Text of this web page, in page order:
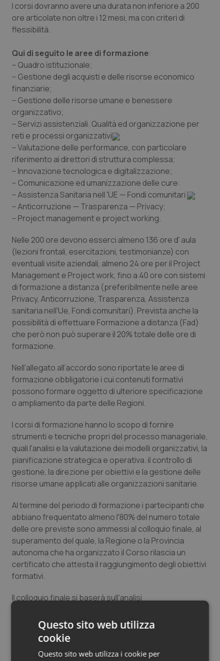
Piemonte
Provincia Autonoma di Trento
Puglia
Sardegna
Sicilia
Toscana
Umbria
Valle D’Aosta
Veneto
HIV
Ipertensione & Scompenso
Malattie rare
Malattia di Crohn & Rettocolite Ulcerosa
Neuroscienze & patologie neurodegenerative
Obesità
Oftalmologia
Oncodermatologia
Oncoematologia
Oncologia & Nutrizione
Psoriasi & pelle
Quotidiano Cardiologia
Quotidiano Chirurgia
Quotidiano Oncologia
Quotidiano Pediatria
Rene & patologie urogenitali
Salute orale & impianti
Sangue & coagulazione
Tiroide
Tumore al seno
Tumore ovarico
Tumori del Polmone & Testa Collo
Ulcera & Reflusso
Vaccini
I corsi dovranno avere una durata non inferiore a 200
ore articolate non oltre i 12 mesi, ma con criteri di
flessibilità.
Qui di seguito le aree di formazione:
– Quadro istituzionale;
– Gestione degli acquisti e delle risorse economico
finanziarie;
– Gestione delle risorse umane e benessere
organizzativo;
– Servizi assistenziali. Qualità ed organizzazione per
reti e processi organizzativi
– Valutazione delle performance, con particolare
riferimento ai direttori di struttura complessa;
– Innovazione tecnologica e digitalizzazione;
– Comunicazione ed umanizzazione delle cure:
– Assistenza Sanitaria nell 'UE — Fondi comunitari
– Anticorruzione — Trasparenza — Privacy;
– Project management e project working.
Nelle 200 ore devono esserci almeno 136 ore d' aula
(lezioni frontali, esercitazioni, testimonianze) con
eventuali visite aziendali, almeno 24 ore per il Project
Management e Project work, fino a 40 ore con sistemi
di formazione a distanza (preferibilmente nelle aree
Privacy, Anticorruzione, Trasparenza, Assistenza
sanitaria nell'Ue, Fondi comunitari). Prevista anche la
possibilità di effettuare Formazione a distanza (Fad)
che però non può superare il 20% totale delle ore di
formazione.
Nell'allegato all’accordo sono riportate le aree di
formazione obbligatorie i cui contenuti formativi
possono formare oggetto di ulteriore specificazione
o ampliamento da parte delle Regioni.
I corsi di formazione hanno lo scopo di fornire
strumenti e tecniche propri del processo manageriale,
quali l'analisi e la valutazione dei modelli organizzativi, la
pianificazione strategica e operativa. il controllo di
gestione, la direzione per obiettivi e la gestione delle
risorse umane applicati alle organizzazioni sanitarie.
Al termine del periodo di formazione i partecipanti che
abbiano frequentato almeno l'80% del numero totale
delle ore previste sono ammessi al colloquio finale, al
superamento del quale, la Regione o la Provincia
autonoma che ha organizzato il Corso rilascia un
certificato che attesta il raggiungimento degli obiettivi
formativi.
Il colloquio finale si baserà sull'analisi
durante il corso e sulla presentazione del Project Work
elaborato dal partecipante (individualmente o in
gruppo). Nell'eventualità di non superamento
dell'esame finale saranno previste ulteriori sessioni
Questo sito web utilizza
cookie
Questo sito web utilizza i cookie per